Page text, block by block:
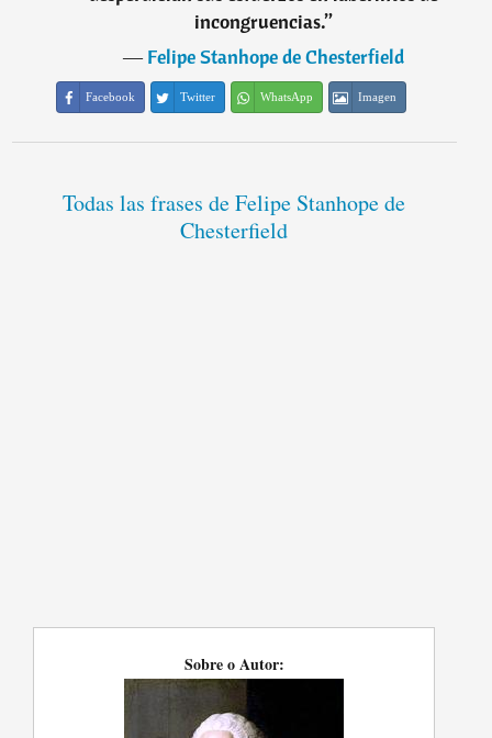
incongruencias.”
―Felipe Stanhope de Chesterfield
Facebook Twitter WhatsApp Imagen
Todas las frases de Felipe Stanhope de
Chesterfield
Sobre o Autor: